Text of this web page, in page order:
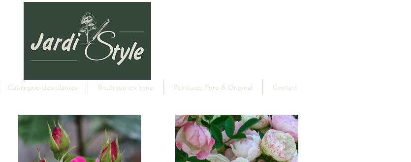
Catalogue des plantes Boutique en ligne Peintures Pure & Original Contact